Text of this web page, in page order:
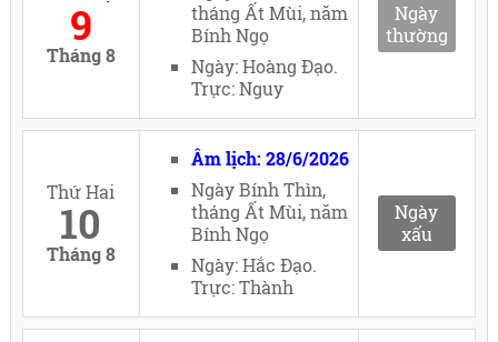
9
Tháng 8
tháng Ất Mùi, năm
Bính Ngọ
Ngày: Hoàng Đạo.
Trực: Nguy
Ngày
thường
Thứ Hai
10
Tháng 8
Âm lịch: 28/6/2026
Ngày Bính Thìn,
tháng Ất Mùi, năm
Bính Ngọ
Ngày: Hắc Đạo.
Trực: Thành
Ngày
xấu